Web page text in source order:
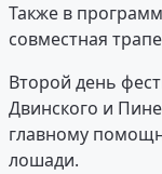
Также в
совместная
Второй день
Двинского и
главному
лошади.